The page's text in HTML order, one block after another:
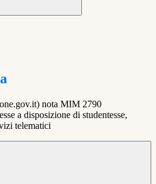
nota MIM 2790
a disposizione di studentesse,
telematici